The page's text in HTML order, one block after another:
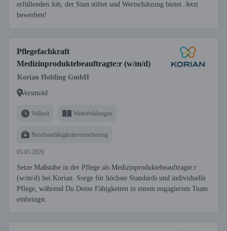
erfüllenden Job, der Sinn stiftet und Wertschätzung bietet. Jetzt
bewerben!
Pflegefachkraft
Medizinproduktebeauftragte:r (w/m/d)
Korian Holding GmbH
Versmold
Vollzeit Weiterbildungen
Berufsunfähigkeitsversicherung
05.05.2026
Setze Maßstäbe in der Pflege als Medizinproduktebeauftragte:r
(w/m/d) bei Korian. Sorge für höchste Standards und individuelle
Pflege, während Du Deine Fähigkeiten in einem engagierten Team
einbringst.